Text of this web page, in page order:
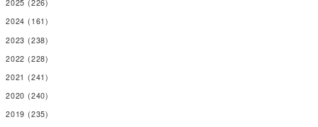
2025 (226)
2024 (161)
2023 (238)
2022 (228)
2021 (241)
2020 (240)
2019 (235)